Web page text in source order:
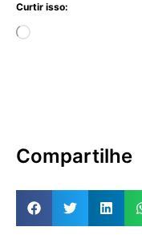
Curtir isso:
Compartilhe